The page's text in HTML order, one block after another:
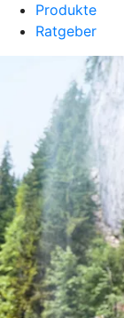
Produkte
Ratgeber